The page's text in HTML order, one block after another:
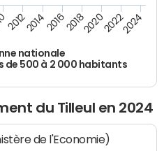
nationale
de 500 à 2 000 habitants
2012201420162018202020222024
du Tilleul en 2024
de l'Economie)